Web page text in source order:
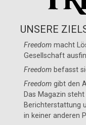
UNSERE
Freedom macht
Gesellschaft
Freedom befasst
Freedom gibt den
Das Magazin
Berichterstattung
in keiner anderen